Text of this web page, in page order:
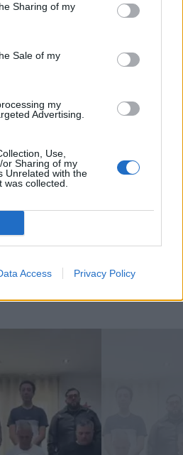
Sharing of my
Sale of my
my
Advertising.
Use,
Sharing of my
Unrelated with the
collected.
Access Privacy Policy
Mb)
Parodia Musicale